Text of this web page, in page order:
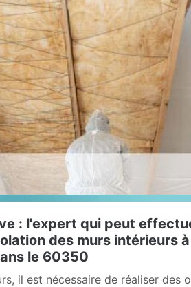
: l'expert qui peut
des murs intérieurs
le 60350
il est nécessaire de réaliser des